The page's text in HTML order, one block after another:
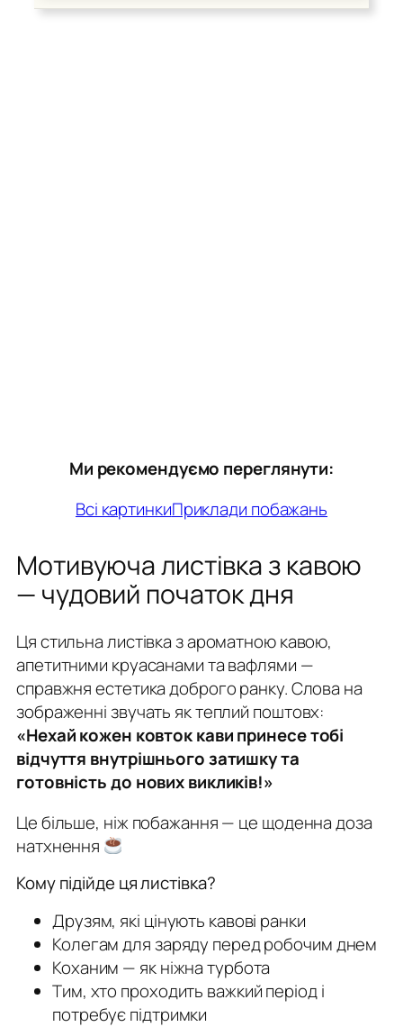
Ми рекомендуємо переглянути:
Всі картинкиПриклади побажань
Мотивуюча листівка з кавою
— чудовий початок дня
Ця стильна листівка з ароматною кавою,
апетитними круасанами та вафлями —
справжня естетика доброго ранку. Слова на
зображенні звучать як теплий поштовх:
«Нехай кожен ковток кави принесе тобі
відчуття внутрішнього затишку та
готовність до нових викликів!»
Це більше, ніж побажання — це щоденна доза
натхнення
Кому підійде ця листівка?
Друзям, які цінують кавові ранки
Колегам для заряду перед робочим днем
Коханим — як ніжна турбота
Тим, хто проходить важкий період і
потребує підтримки